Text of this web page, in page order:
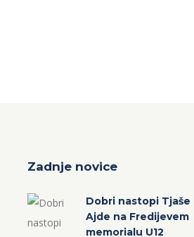
Zadnje novice
Dobri nastopi Tjaše
Ajde na Fredijevem
memorialu U12